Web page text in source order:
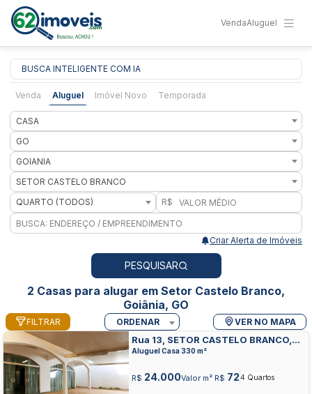
VendaAluguel
BUSCA INTELIGENTE COM IA
Venda Aluguel Imóvel Novo Temporada
CASA
GO
GOIANIA
SETOR CASTELO BRANCO
QUARTO (TODOS)
R$
Criar Alerta de Imóveis
PESQUISAR
2 Casas para alugar em Setor Castelo Branco,
Goiânia, GO
FILTRAR ORDENAR VER NO MAPA
Rua 13, SETOR CASTELO BRANCO,
GOIANIA
Aluguel Casa 330 m²
R$ 24.000Valor m² R$ 724 Quartos